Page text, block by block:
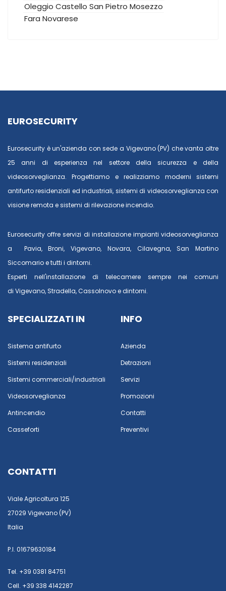
Oleggio Castello San Pietro Mosezzo
Fara Novarese
EUROSECURITY
Eurosecurity è un'azienda con sede a Vigevano (PV) che vanta oltre
25 anni di esperienza nel settore della sicurezza e della
videosorveglianza. Progettiamo e realizziamo moderni sistemi
antifurto residenziali ed industriali, sistemi di videosorveglianza con
visione remota e sistemi di rilevazione incendio.
Eurosecurity offre servizi di installazione impianti videosorveglianza
a
Pavia,Broni, Vigevano, Novara, Cilavegna, San Martino
Siccomarioe tutti i dintorni.
Esperti nell'installazione di telecamere sempre nei comuni
di Vigevano, Stradella,Cassolnovoe dintorni.
SPECIALIZZATI IN
Sistema antifurto
Sistemi residenziali
Sistemi commerciali/industriali
Videosorveglianza
Antincendio
Casseforti
INFO
Azienda
Detrazioni
Servizi
Promozioni
Contatti
Preventivi
CONTATTI
Viale Agricoltura 125
27029 Vigevano (PV)
Italia
P.I. 01679630184
Tel. +39 0381 84751
Cell. +39 338 4142287